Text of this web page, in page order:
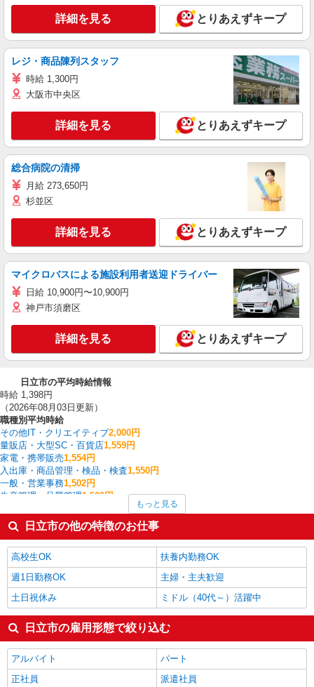
詳細を見る とりあえずキープ
レジ・商品陳列スタッフ
時給 1,300円
大阪市中央区
詳細を見る とりあえずキープ
総合病院の清掃
月給 273,650円
杉並区
詳細を見る とりあえずキープ
マイクロバスによる施設利用者送迎ドライバー
日給 10,900円〜10,900円
神戸市須磨区
詳細を見る とりあえずキープ
日立市の平均時給情報
時給 1,398円
（2026年08月03日更新）
職種別平均時給
その他IT・クリエイティブ2,000円
量販店・大型SC・百貨店1,559円
家電・携帯販売1,554円
入出庫・商品管理・検品・検査1,550円
一般・営業事務1,502円
生産管理・品質管理1,500円
システムエンジニア・プログラマー 1,500円
その他介護・福祉1,500円
建築・土木・設備1,500円
看護師・保健師・看護助手・助産師1,490円
日立市の他の職種の平均時給を見る
もっと見る
日立市の他の特徴のお仕事
高校生OK
扶養内勤務OK
週1日勤務OK
主婦・主夫歓迎
土日祝休み
ミドル（40代～）活躍中
日立市の雇用形態で絞り込む
アルバイト
パート
正社員
派遣社員